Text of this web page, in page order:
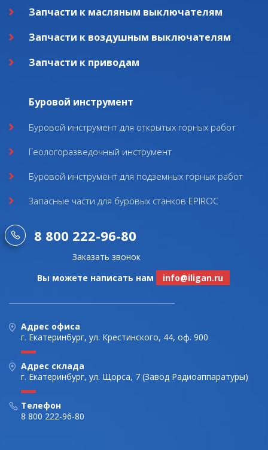
Запчасти к масляным выключателям
Запчасти к воздушным выключателям
Запчасти к приводам
Буровой инструмент
Буровой инструмент для открытых горных работ
Геологоразведочный инструмент
Буровой инструмент для подземных горных работ
Запасные части для буровых станков EPIROC
8 800 222-96-80
Заказать звонок
Вы можете написать нам
info@iligan.ru
Адрес офиса
г. Екатеринбург, ул. Крестинского, 44, оф. 900
Адрес склада
г. Екатеринбург, ул. Щорса, 7 (Завод Радиоаппаратуры)
Телефон
8 800 222-96-80